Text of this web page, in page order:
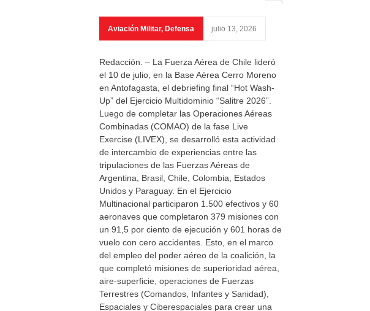
Aviación Militar, Defensa julio 13, 2026
Redacción. – La Fuerza Aérea de Chile lideró
el 10 de julio, en la Base Aérea Cerro Moreno
en Antofagasta, el debriefing final “Hot Wash-
Up” del Ejercicio Multidominio “Salitre 2026”.
Luego de completar las Operaciones Aéreas
Combinadas (COMAO) de la fase Live
Exercise (LIVEX), se desarrolló esta actividad
de intercambio de experiencias entre las
tripulaciones de las Fuerzas Aéreas de
Argentina, Brasil, Chile, Colombia, Estados
Unidos y Paraguay. En el Ejercicio
Multinacional participaron 1.500 efectivos y 60
aeronaves que completaron 379 misiones con
un 91,5 por ciento de ejecución y 601 horas de
vuelo con cero accidentes. Esto, en el marco
del empleo del poder aéreo de la coalición, la
que completó misiones de superioridad aérea,
aire-superficie, operaciones de Fuerzas
Terrestres (Comandos, Infantes y Sanidad),
Espaciales y Ciberespaciales para crear una